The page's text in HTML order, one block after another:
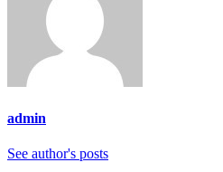
admin
See author's posts